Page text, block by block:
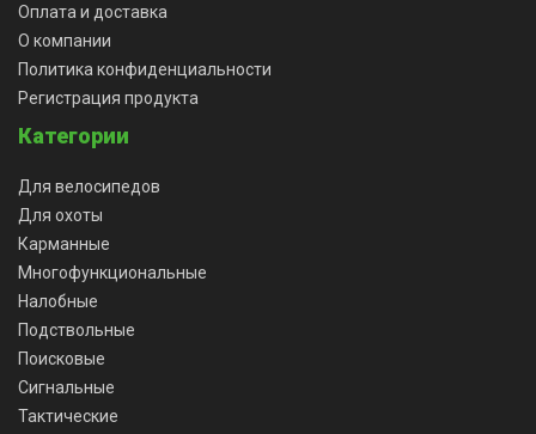
Оплата и доставка
О компании
Политика конфиденциальности
Регистрация продукта
Категории
Для велосипедов
Для охоты
Карманные
Многофункциональные
Налобные
Подствольные
Поисковые
Сигнальные
Тактические